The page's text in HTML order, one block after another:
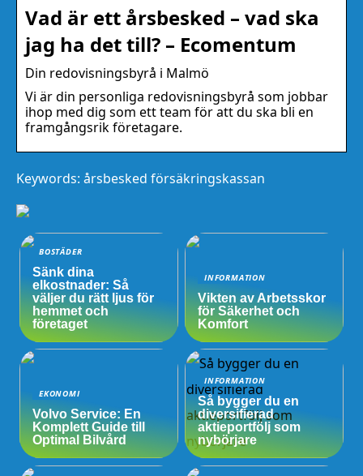
Vad är ett årsbesked – vad ska
jag ha det till? – Ecomentum
Din redovisningsbyrå i Malmö
Vi är din personliga redovisningsbyrå som jobbar
ihop med dig som ett team för att du ska bli en
framgångsrik företagare.
Keywords: årsbesked försäkringskassan
BOSTÄDER
Sänk dina
elkostnader: Så
väljer du rätt ljus för
hemmet och
företaget
INFORMATION
Vikten av Arbetsskor
för Säkerhet och
Komfort
EKONOMI
Volvo Service: En
Komplett Guide till
Optimal Bilvård
INFORMATION
Så bygger du en
diversifierad
aktieportfölj som
nybörjare